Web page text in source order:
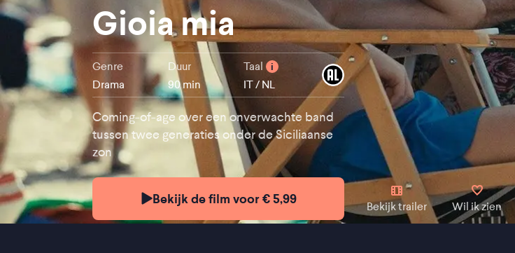
Gioia mia
Genre
Drama
Duur
90 min
Taal i
IT / NL
Coming-of-age over een onverwachte band
tussen twee generaties onder de Siciliaanse
zon
Bekijk de film voor € 5,99
Bekijk trailer Wil ik zien